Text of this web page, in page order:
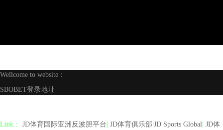
Wellcome to website：
SBOBET登录地址
Link： JD体育国际亚洲反波胆平台 JD体育俱乐部|JD Sports Global JD体